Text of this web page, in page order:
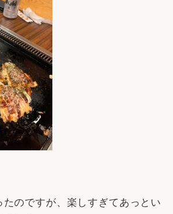
たのですが、楽しすぎてあっとい